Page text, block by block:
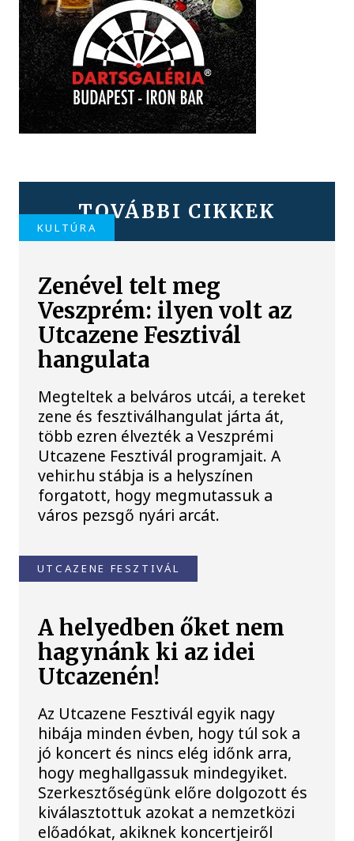
TOVÁBBI CIKKEK
KULTÚRA
Zenével telt meg
Veszprém: ilyen volt az
Utcazene Fesztivál
hangulata
Megteltek a belváros utcái, a tereket
zene és fesztiválhangulat járta át,
több ezren élvezték a Veszprémi
Utcazene Fesztivál programjait. A
vehir.hu stábja is a helyszínen
forgatott, hogy megmutassuk a
város pezsgő nyári arcát.
UTCAZENE FESZTIVÁL
A helyedben őket nem
hagynánk ki az idei
Utcazenén!
Az Utcazene Fesztivál egyik nagy
hibája minden évben, hogy túl sok a
jó koncert és nincs elég időnk arra,
hogy meghallgassuk mindegyiket.
Szerkesztőségünk előre dolgozott és
kiválasztottuk azokat a nemzetközi
előadókat, akiknek koncertjeiről